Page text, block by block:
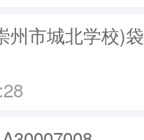
州市城北学校)